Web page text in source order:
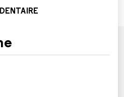
DENTAIRE